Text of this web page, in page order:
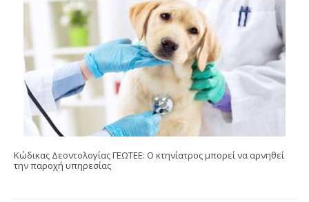
Κώδικας Δεοντολογίας ΓΕΩΤΕΕ: Ο κτηνίατρος μπορεί να αρνηθεί
την παροχή υπηρεσίας